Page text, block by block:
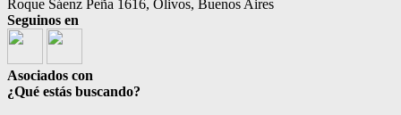
Roque Sáenz Peña 1616, Olivos, Buenos Aires
Seguinos en
Asociados con
¿Qué estás buscando?